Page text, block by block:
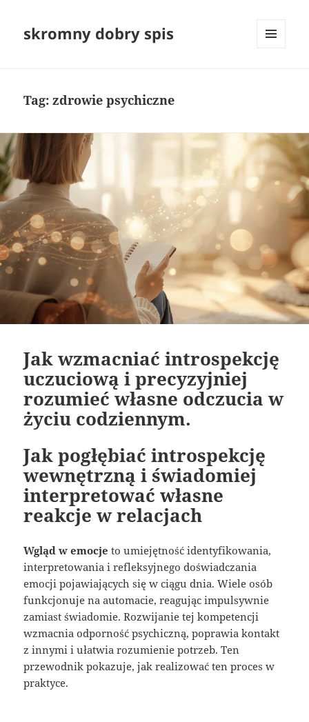
skromny dobry spis
Tag:zdrowie psychiczne
Jak wzmacniać introspekcję
uczuciową i precyzyjniej
rozumieć własne odczucia w
życiu codziennym.
Jak pogłębiać introspekcję
wewnętrzną i świadomiej
interpretować własne
reakcje w relacjach
Wgląd w emocje to umiejętność identyfikowania,
interpretowania i refleksyjnego doświadczania
emocji pojawiających się w ciągu dnia. Wiele osób
funkcjonuje na automacie, reagując impulsywnie
zamiast świadomie. Rozwijanie tej kompetencji
wzmacnia odporność psychiczną, poprawia kontakt
z innymi i ułatwia rozumienie potrzeb. Ten
przewodnik pokazuje, jak realizować ten proces w
praktyce.